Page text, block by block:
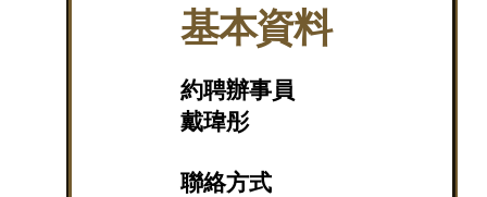
基本資料
約聘辦事員
戴瑋彤
聯絡方式